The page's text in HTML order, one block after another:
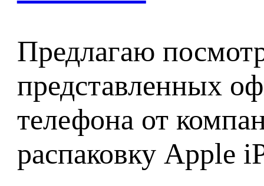
Предлагаю
представленных
телефона от
распаковку Apple